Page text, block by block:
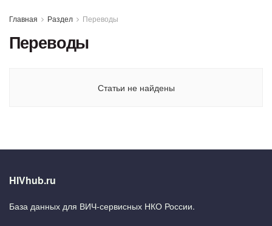
Главная Раздел Переводы
Переводы
Статьи не найдены
HIVhub.ru
База данных для ВИЧ-сервисных НКО России.